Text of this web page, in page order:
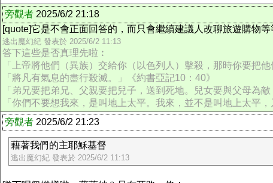
旁觀者 2025/6/2 21:18
[quote]它是不會正面回答的，而只會繼續建議人改聊旅遊購物等
逃出魔幻紀 發表於 2025/6/2 11:13
答下這些是否真理先啦︰
「上帝將他們（異族）交給你（以色列人）擊殺，那時你要
「將凡有氣息的盡行殺滅。」《約書亞記10：40》
「弟兄要把弟兄、父親要把兒子，送到死地。兒女要與父母為
「你們不要想我來，是叫地上太平。我來，並不是叫地上太
旁觀者 2025/6/2 21:23
藉著我們的主耶穌基督
逃出魔幻紀 發表於 2025/6/2 11:13